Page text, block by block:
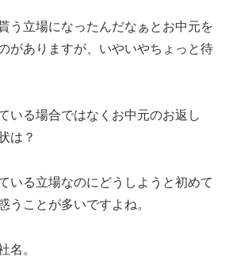
う立場になったんだなぁとお中元を
がありますが、いやいやちょっと待
いる場合ではなくお中元のお返し
は？
いる立場なのにどうしようと初めて
うことが多いですよね。
名。